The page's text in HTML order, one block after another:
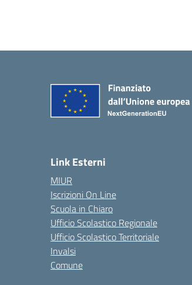
Link Esterni
MIUR
Iscrizioni On Line
Scuola in Chiaro
Ufficio Scolastico Regionale
Ufficio Scolastico Territoriale
Invalsi
Comune